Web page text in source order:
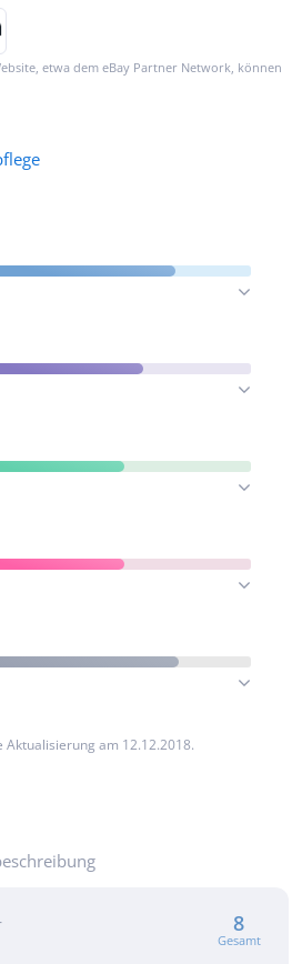
etwa dem eBay Partner Network, können
Aktualisierung am 12.12.2018.
8
Gesamt